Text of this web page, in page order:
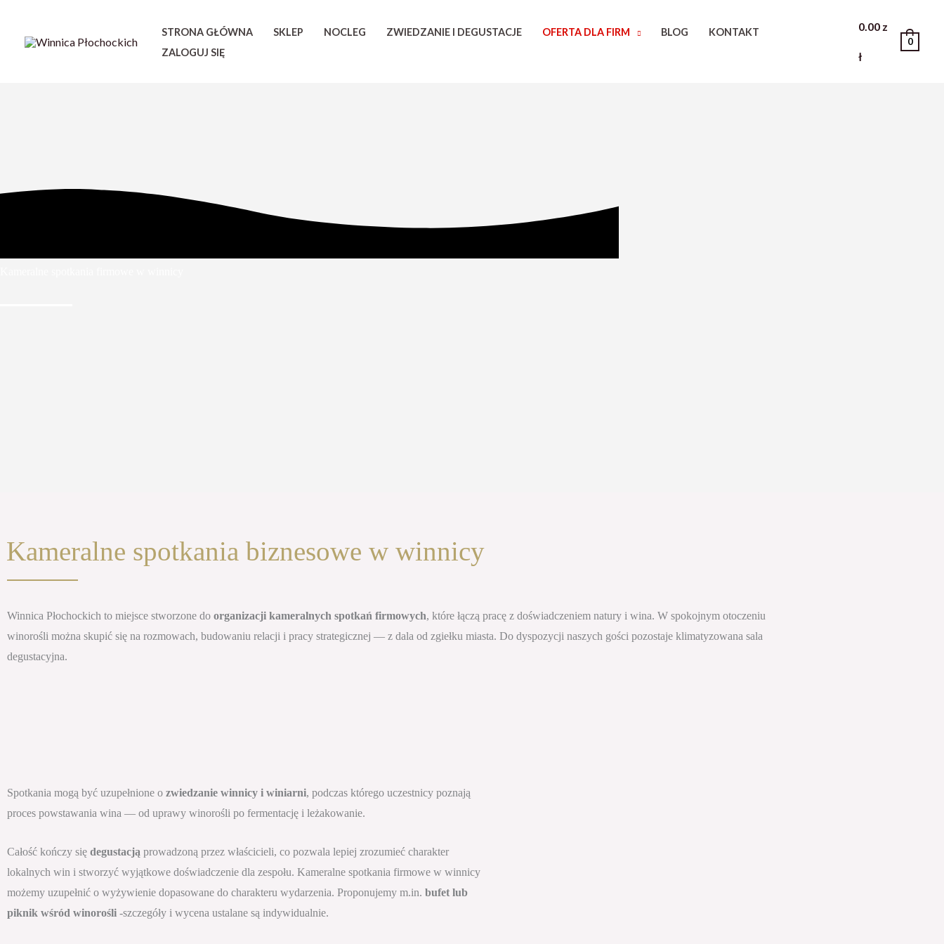
treści
STRONA GŁÓWNA SKLEP NOCLEG ZWIEDZANIE I DEGUSTACJE OFERTA DLA FIRM BLOG
KONTAKT
ZALOGUJ SIĘ
0.00 z
ł
0
Kameralne spotkania biznesowe w winnicy
Winnica Płochockich to miejsce stworzone do organizacji kameralnych spotkań firmowych, które łączą pracę z doświadczeniem natury i wina. W spokojnym otoczeniu
winorośli można skupić się na rozmowach, budowaniu relacji i pracy strategicznej — z dala od zgiełku miasta. Do dyspozycji naszych gości pozostaje klimatyzowana sala
degustacyjna.
Spotkania mogą być uzupełnione o zwiedzanie winnicy i winiarni, podczas którego uczestnicy poznają
proces powstawania wina — od uprawy winorośli po fermentację i leżakowanie.
Całość kończy się degustacją prowadzoną przez właścicieli, co pozwala lepiej zrozumieć charakter
lokalnych win i stworzyć wyjątkowe doświadczenie dla zespołu. Kameralne spotkania firmowe w winnicy
możemy uzupełnić o wyżywienie dopasowane do charakteru wydarzenia. Proponujemy m.in. bufet lub
piknik wśród winorośli -szczegóły i wycena ustalane są indywidualnie.